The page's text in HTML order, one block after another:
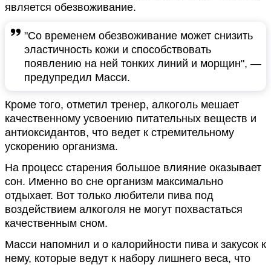
является обезвоживание.
"Со временем обезвоживание может снизить
эластичность кожи и способствовать
появлению на ней тонких линий и морщин", —
предупредил Масси.
Кроме того, отметил тренер, алкоголь мешает
качественному усвоению питательных веществ и
антиоксидантов, что ведет к стремительному
ускорению организма.
На процесс старения большое влияние оказывает
сон. Именно во сне организм максимально
отдыхает. Вот только любители пива под
воздействием алкоголя не могут похвастаться
качественным сном.
Масси напомнил и о калорийности пива и закусок к
нему, которые ведут к набору лишнего веса, что